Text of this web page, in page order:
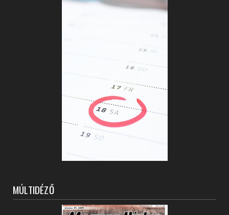
MÚLTIDÉZŐ